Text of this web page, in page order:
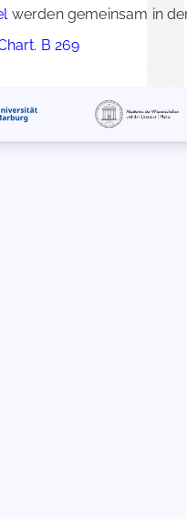
werden gemeinsam in
B 269